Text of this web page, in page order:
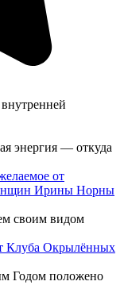
энергия — откуда
от
Ирины Норны
своим видом
Клуба Окрылённых
Годом положено